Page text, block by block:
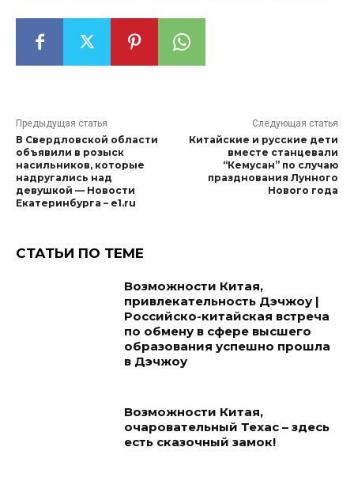
Предыдущая статья
В Свердловской области
объявили в розыск
насильников, которые
надругались над
девушкой — Новости
Екатеринбурга – e1.ru
Следующая статья
Китайские и русские дети
вместе станцевали
“Кемусан” по случаю
празднования Лунного
Нового года
СТАТЬИ ПО ТЕМЕ
Возможности Китая,
привлекательность Дэчжоу |
Российско-китайская встреча
по обмену в сфере высшего
образования успешно прошла
в Дэчжоу
Возможности Китая,
очаровательный Техас – здесь
есть сказочный замок!